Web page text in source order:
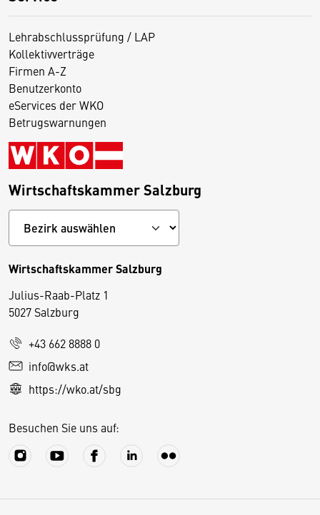
Lehrabschlussprüfung / LAP
Kollektivverträge
Firmen A-Z
Benutzerkonto
eServices der WKO
Betrugswarnungen
Wirtschaftskammer Salzburg
Wirtschaftskammer Salzburg
Julius-Raab-Platz 1
5027 Salzburg
+43 662 8888 0
info@wks.at
https://wko.at/sbg
Besuchen Sie uns auf:
D
e
s
S
e